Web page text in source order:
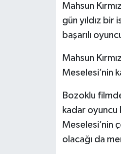
Mahsun
gün yıldız bir
başarılı
Mahsun
Meselesi’nin
Bozoklu
kadar oyuncu
Meselesi’nin
olacağı da